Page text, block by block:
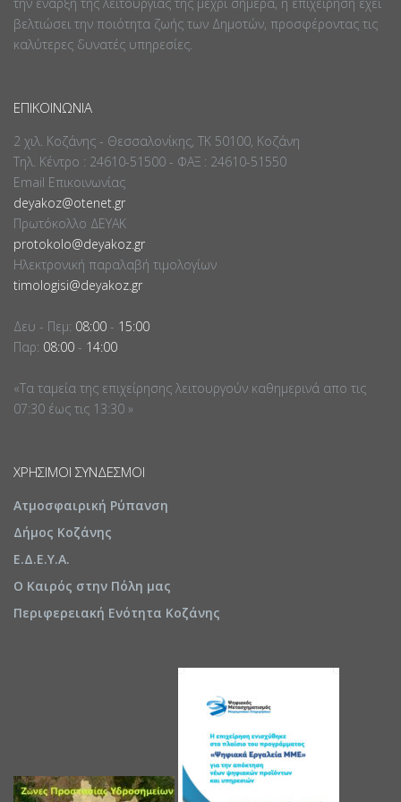
την έναρξη της λειτουργίας της μέχρι σήμερα, η επιχείρηση έχει
βελτιώσει την ποιότητα ζωής των Δημοτών, προσφέροντας τις
καλύτερες δυνατές υπηρεσίες.
ΕΠΙΚΟΙΝΩΝΊΑ
2 χιλ. Κοζάνης - Θεσσαλονίκης, ΤΚ 50100, Κοζάνη
Τηλ. Κέντρο : 24610-51500 - ΦΑΞ : 24610-51550
Email Επικοινωνίας
deyakoz@otenet.gr
Πρωτόκολλο ΔΕΥΑΚ
protokolo@deyakoz.gr
Ηλεκτρονική παραλαβή τιμολογίων
timologisi@deyakoz.gr
Δευ - Πεμ: 08:00 - 15:00
Παρ: 08:00 - 14:00
«Τα ταμεία της επιχείρησης λειτουργούν καθημερινά απο τις
07:30 έως τις 13:30 »
ΧΡΉΣΙΜΟΙ ΣΎΝΔΕΣΜΟΙ
Ατμοσφαιρική Ρύπανση
Δήμος Κοζάνης
Ε.Δ.Ε.Υ.Α.
Ο Καιρός στην Πόλη μας
Περιφερειακή Ενότητα Κοζάνης